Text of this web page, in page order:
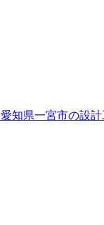
知県一宮市の設